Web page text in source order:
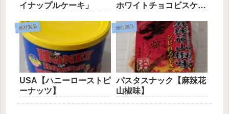
イナップルケーキ」
ホワイトチョコビスケッ
他社製品
USA【ハニーローストピ
ーナッツ】
他社製品
パスタスナック【麻辣花
山椒味】